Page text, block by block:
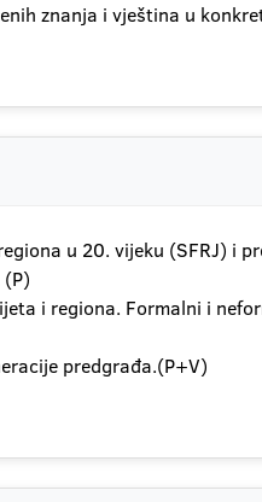
znanja i vještina u
u 20. vijeku (SFRJ) i
i regiona. Formalni i
predgrađa.(P+V)